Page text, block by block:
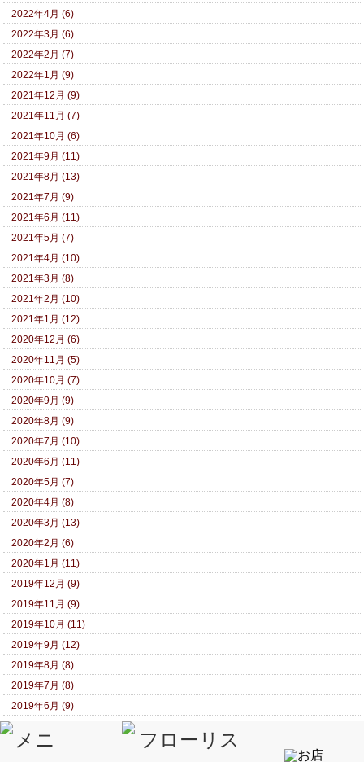
2022年4月 (6)
2022年3月 (6)
2022年2月 (7)
2022年1月 (9)
2021年12月 (9)
2021年11月 (7)
2021年10月 (6)
2021年9月 (11)
2021年8月 (13)
2021年7月 (9)
2021年6月 (11)
2021年5月 (7)
2021年4月 (10)
2021年3月 (8)
2021年2月 (10)
2021年1月 (12)
2020年12月 (6)
2020年11月 (5)
2020年10月 (7)
2020年9月 (9)
2020年8月 (9)
2020年7月 (10)
2020年6月 (11)
2020年5月 (7)
2020年4月 (8)
2020年3月 (13)
2020年2月 (6)
2020年1月 (11)
2019年12月 (9)
2019年11月 (9)
2019年10月 (11)
2019年9月 (12)
2019年8月 (8)
2019年7月 (8)
2019年6月 (9)
2019年5月 (8)
2019年4月 (8)